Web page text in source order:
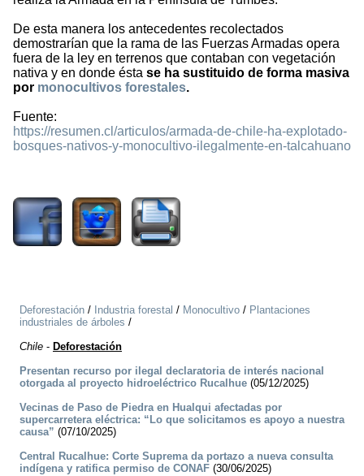
De esta manera los antecedentes recolectados
demostrarían que la rama de las Fuerzas Armadas opera
fuera de la ley en terrenos que contaban con vegetación
nativa y en donde ésta se ha sustituido de forma masiva
por monocultivos forestales.
Fuente:
https://resumen.cl/articulos/armada-de-chile-ha-explotado-
bosques-nativos-y-monocultivo-ilegalmente-en-talcahuano
Deforestación / Industria forestal / Monocultivo / Plantaciones
industriales de árboles /
Chile - Deforestación
Presentan recurso por ilegal declaratoria de interés nacional
otorgada al proyecto hidroeléctrico Rucalhue (05/12/2025)
Vecinas de Paso de Piedra en Hualqui afectadas por
supercarretera eléctrica: “Lo que solicitamos es apoyo a nuestra
causa” (07/10/2025)
Central Rucalhue: Corte Suprema da portazo a nueva consulta
indígena y ratifica permiso de CONAF (30/06/2025)